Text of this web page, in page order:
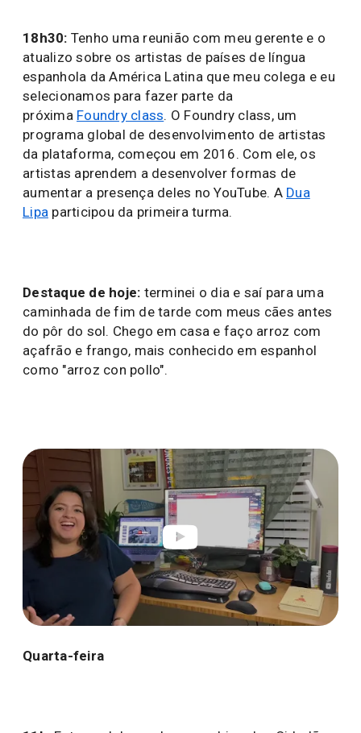
18h30: Tenho uma reunião com meu gerente e o
atualizo sobre os artistas de países de língua
espanhola da América Latina que meu colega e eu
selecionamos para fazer parte da
próxima Foundry class. O Foundry class, um
programa global de desenvolvimento de artistas
da plataforma, começou em 2016. Com ele, os
artistas aprendem a desenvolver formas de
aumentar a presença deles no YouTube. A Dua
Lipa participou da primeira turma.
Destaque de hoje: terminei o dia e saí para uma
caminhada de fim de tarde com meus cães antes
do pôr do sol. Chego em casa e faço arroz com
açafrão e frango, mais conhecido em espanhol
como "arroz con pollo".
Quarta-feira